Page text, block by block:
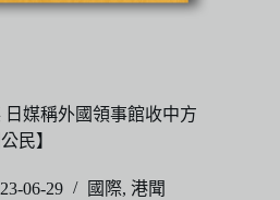
日媒稱外國領事館收中方
民】
06-29 國際, 港聞